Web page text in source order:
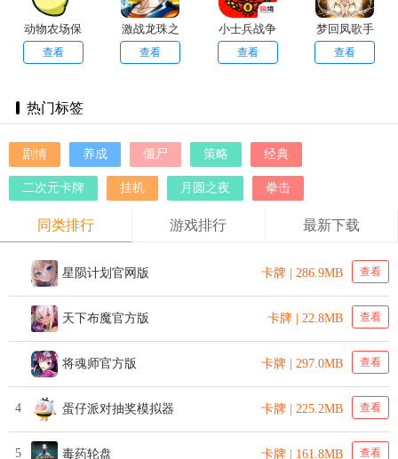
动物农场保
卫战宅宅萝
查看
激战龙珠之
悟空归来
查看
小士兵战争
查看
梦回凤歌手
游安卓版
查看
热门标签
剧情 养成 僵尸 策略 经典
二次元卡牌 挂机 月圆之夜 拳击
同类排行 游戏排行 最新下载
星陨计划官网版 卡牌 | 286.9MB 查看
天下布魔官方版 卡牌 | 22.8MB 查看
将魂师官方版 卡牌 | 297.0MB 查看
4 蛋仔派对抽奖模拟器 卡牌 | 225.2MB 查看
5 毒药轮盘 卡牌 | 161.8MB 查看